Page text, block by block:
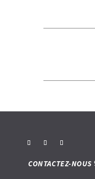
CONTACTEZ-NOUS